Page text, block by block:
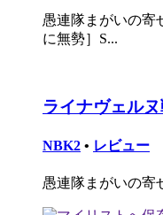
愚連隊まがいの寄
に無勢］S...
ライナヴェル
NBK2 • レビュー
愚連隊まがいの寄